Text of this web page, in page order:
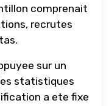
comprenait
recrutes
sur un
statistiques
a ete fixe